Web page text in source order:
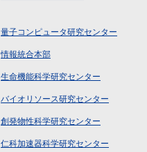
量子コンピュータ研究センター
情報統合本部
生命機能科学研究センター
バイオリソース研究センター
創発物性科学研究センター
仁科加速器科学研究センター